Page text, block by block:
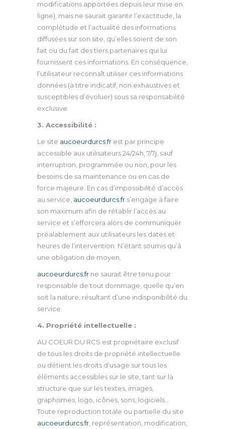
modifications apportées depuis leur mise en
ligne), mais ne saurait garantir l’exactitude, la
complétude et l’actualité des informations
diffusées sur son site, qu’elles soient de son
fait ou du fait des tiers partenaires qui lui
fournissent ces informations. En conséquence,
l’utilisateur reconnaît utiliser ces informations
données (à titre indicatif, non exhaustives et
susceptibles d’évoluer) sous sa responsabilité
exclusive.
3. Accessibilité :
Le site aucoeurdurcs.fr est par principe
accessible aux utilisateurs 24/24h, 7/7j, sauf
interruption, programmée ou non, pour les
besoins de sa maintenance ou en cas de
force majeure. En cas d’impossibilité d’accès
au service, aucoeurdurcs.fr s’engage à faire
son maximum afin de rétablir l’accès au
service et s’efforcera alors de communiquer
préalablement aux utilisateurs les dates et
heures de l’intervention. N’étant soumis qu’à
une obligation de moyen,
aucoeurdurcs.fr ne saurait être tenu pour
responsable de tout dommage, quelle qu’en
soit la nature, résultant d’une indisponibilité du
service.
4. Propriété intellectuelle :
AU COEUR DU RCS est propriétaire exclusif
de tous les droits de propriété intellectuelle
ou détient les droits d’usage sur tous les
éléments accessibles sur le site, tant sur la
structure que sur les textes, images,
graphismes, logo, icônes, sons, logiciels…
Toute reproduction totale ou partielle du site
aucoeurdurcs.fr , représentation, modification,